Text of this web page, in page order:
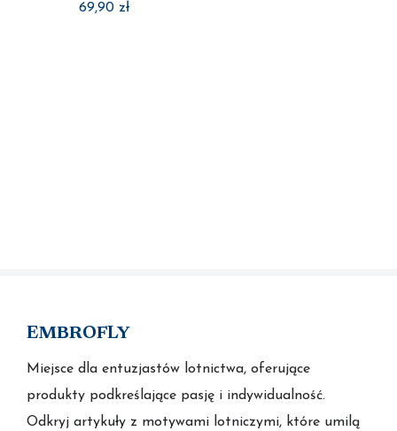
69,90 zł
EMBROFLY
Miejsce dla entuzjastów lotnictwa, oferujące
produkty podkreślające pasję i indywidualność.
Odkryj artykuły z motywami lotniczymi, które umilą